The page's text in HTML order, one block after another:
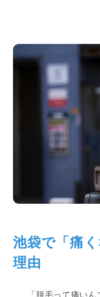
池袋で「痛
理由
「脱毛って痛いん